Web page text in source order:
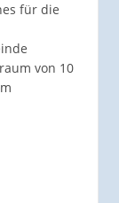
für die
von 10